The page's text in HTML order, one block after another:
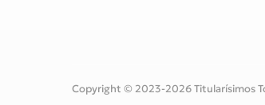
Copyright © 2023-2026 Titularísimos